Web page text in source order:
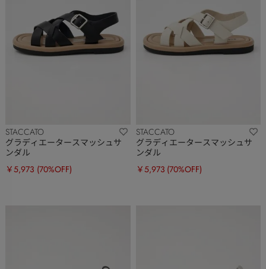
STACCATO
グラディエータースマッシュサ
ンダル
￥5,973 (70%OFF)
STACCATO
グラディエータースマッシュサ
ンダル
￥5,973 (70%OFF)